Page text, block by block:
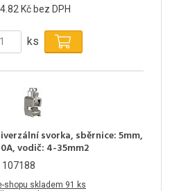
Kč bez DPH
ks
svorka, sběrnice: 5mm,
vodič: 4-35mm2
107188
shopu skladem 91 ks